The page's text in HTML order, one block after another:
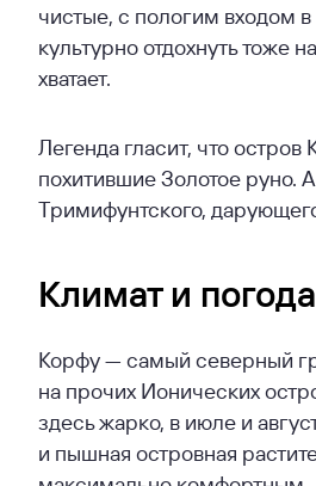
чистые, с пологим входом
культурно отдохнуть тоже
хватает.
Легенда гласит, что
похитившие Золотое руно.
Тримифунтского,
Климат и
Корфу — самый северный
на прочих Ионических
здесь жарко, в июле и
и пышная островная